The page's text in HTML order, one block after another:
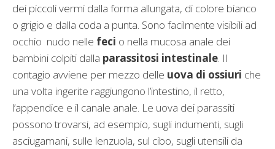
dei piccoli vermi dalla forma allungata, di colore bianco
o grigio e dalla coda a punta. Sono facilmente visibili ad
occhio nudo nelle feci o nella mucosa anale dei
bambini colpiti dalla parassitosi intestinale. Il
contagio avviene per mezzo delle uova di ossiuri che
una volta ingerite raggiungono l’intestino, il retto,
l’appendice e il canale anale. Le uova dei parassiti
possono trovarsi, ad esempio, sugli indumenti, sugli
asciugamani, sulle lenzuola, sul cibo, sugli utensili da